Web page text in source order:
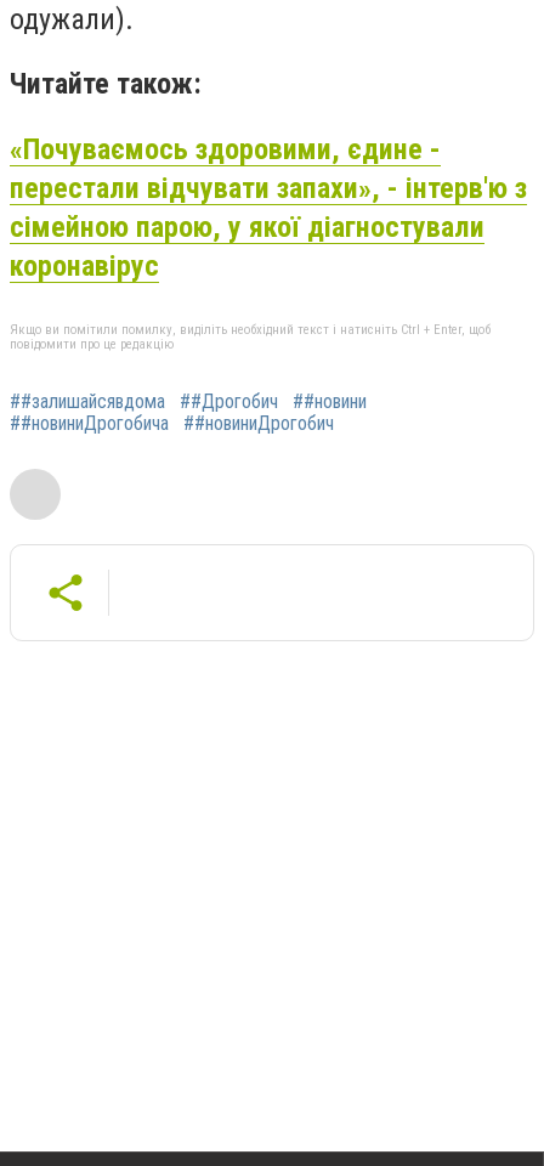
одужали).
Читайте також:
«Почуваємось здоровими, єдине -
перестали відчувати запахи», - інтерв'ю з
сімейною парою, у якої діагностували
коронавірус
Якщо ви помітили помилку, виділіть необхідний текст і натисніть Ctrl + Enter, щоб
повідомити про це редакцію
##залишайсявдома ##Дрогобич
##новини
##новиниДрогобича
##новиниДрогобич